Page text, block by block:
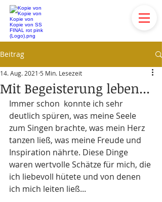
Beitrag
Mit Begeisterung leben...
14. Aug. 2021 5 Min. Lesezeit
Immer schon  konnte ich sehr
deutlich spüren, was meine Seele
zum Singen brachte, was mein Herz
tanzen ließ, was meine Freude und
Inspiration nährte. Diese Dinge
waren wertvolle Schätze für mich, die
ich liebevoll hütete und von denen
ich mich leiten ließ...